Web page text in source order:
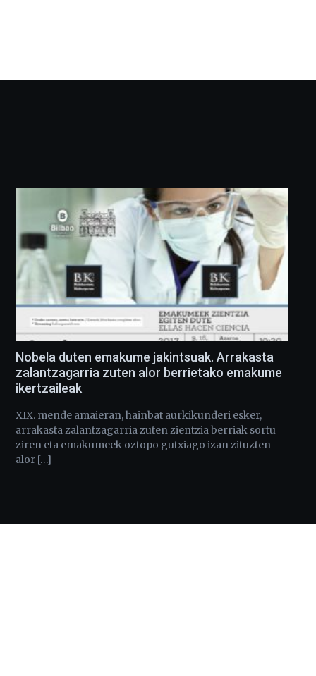
Nobela duten emakume jakintsuak. Arrakasta
zalantzagarria zuten alor berrietako emakume
ikertzaileak
XIX. mende amaieran, hainbat aurkikunderi esker,
arrakasta zalantzagarria zuten zientzia berriak sortu
ziren eta emakumeek oztopo gutxiago izan zituzten
alor […]